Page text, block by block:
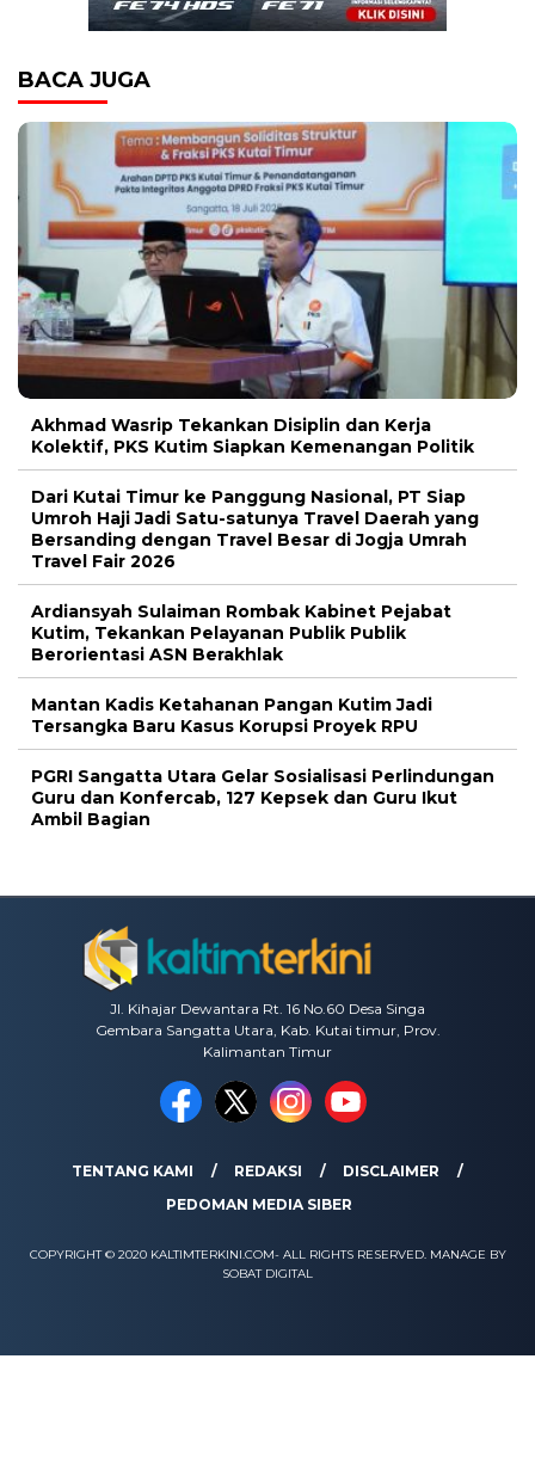
BACA JUGA
Akhmad Wasrip Tekankan Disiplin dan Kerja
Kolektif, PKS Kutim Siapkan Kemenangan Politik
Dari Kutai Timur ke Panggung Nasional, PT Siap
Umroh Haji Jadi Satu-satunya Travel Daerah yang
Bersanding dengan Travel Besar di Jogja Umrah
Travel Fair 2026
Ardiansyah Sulaiman Rombak Kabinet Pejabat
Kutim, Tekankan Pelayanan Publik Publik
Berorientasi ASN Berakhlak
Mantan Kadis Ketahanan Pangan Kutim Jadi
Tersangka Baru Kasus Korupsi Proyek RPU
PGRI Sangatta Utara Gelar Sosialisasi Perlindungan
Guru dan Konfercab, 127 Kepsek dan Guru Ikut
Ambil Bagian
Jl. Kihajar Dewantara Rt. 16 No.60 Desa Singa
Gembara Sangatta Utara, Kab. Kutai timur, Prov.
Kalimantan Timur
TENTANG KAMI REDAKSI
DISCLAIMER
PEDOMAN MEDIA SIBER
COPYRIGHT © 2020 KALTIMTERKINI.COM- ALL RIGHTS RESERVED. MANAGE BY
SOBAT DIGITAL